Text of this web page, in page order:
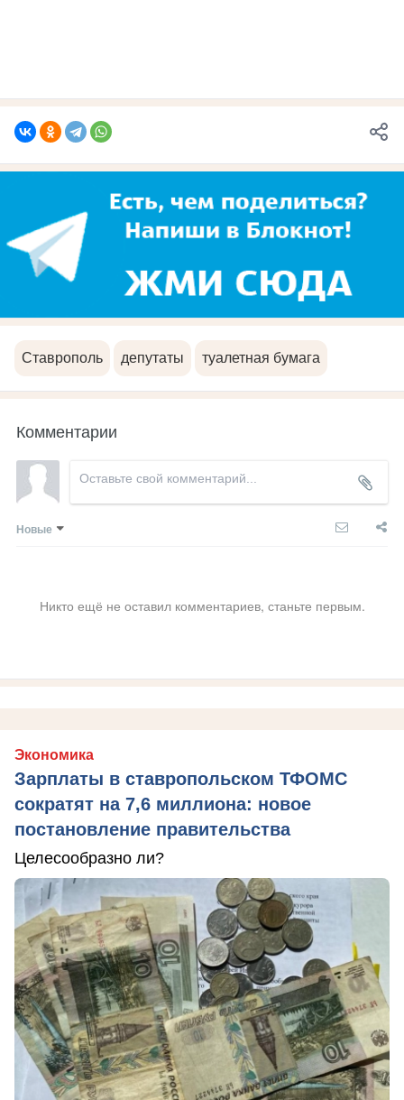
Ставрополь депутаты туалетная бумага
Комментарии
Новые
Никто ещё не оставил комментариев, станьте первым.
Экономика
Зарплаты в ставропольском ТФОМС
сократят на 7,6 миллиона: новое
постановление правительства
Целесообразно ли?